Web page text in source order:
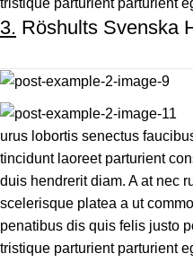
3. Röshults Svenska
urus lobortis senectus
tincidunt laoreet parturient
duis hendrerit diam. A at nec
scelerisque platea a ut
penatibus dis quis felis justo
tristique parturient parturient